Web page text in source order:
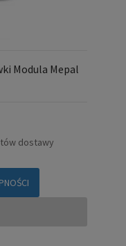
Modula Mepal
dostawy